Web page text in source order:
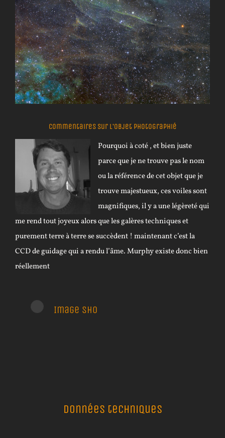
Commentaires sur l’objet photographié
Pourquoi à coté , et bien juste
parce que je ne trouve pas le nom
ou la référence de cet objet que je
trouve majestueux, ces voiles sont
magnifiques, il y a une légèreté qui
me rend tout joyeux alors que les galères techniques et
purement terre à terre se succèdent ! maintenant c’est la
CCD de guidage qui a rendu l’âme. Murphy existe donc bien
réellement
Image SHO
Données techniques